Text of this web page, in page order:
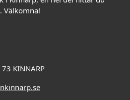
Välkomna!
KINNARP